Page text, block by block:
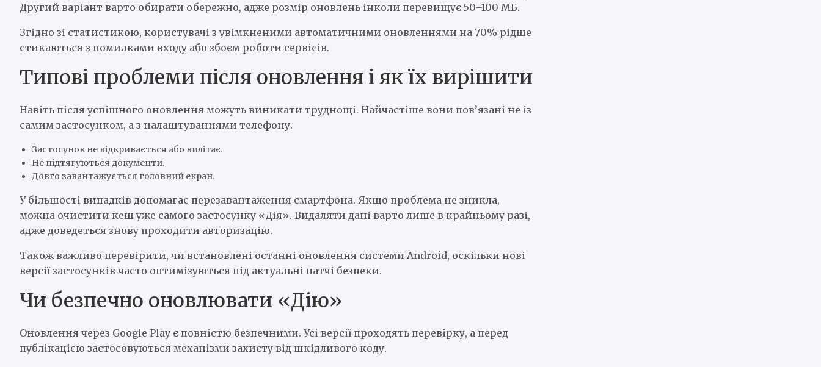
Другий варіант варто обирати обережно, адже розмір оновлень інколи перевищує 50–100 МБ.
Згідно зі статистикою, користувачі з увімкненими автоматичними оновленнями на 70% рідше
стикаються з помилками входу або збоєм роботи сервісів.
Типові проблеми після оновлення і як їх вирішити
Навіть після успішного оновлення можуть виникати труднощі. Найчастіше вони пов’язані не із
самим застосунком, а з налаштуваннями телефону.
Застосунок не відкривається або вилітає.
Не підтягуються документи.
Довго завантажується головний екран.
У більшості випадків допомагає перезавантаження смартфона. Якщо проблема не зникла,
можна очистити кеш уже самого застосунку «Дія». Видаляти дані варто лише в крайньому разі,
адже доведеться знову проходити авторизацію.
Також важливо перевірити, чи встановлені останні оновлення системи Android, оскільки нові
версії застосунків часто оптимізуються під актуальні патчі безпеки.
Чи безпечно оновлювати «Дію»
Оновлення через Google Play є повністю безпечними. Усі версії проходять перевірку, а перед
публікацією застосовуються механізми захисту від шкідливого коду.